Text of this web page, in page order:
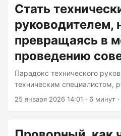
Стать
руководителем,
превращаясь в
проведению
Парадокс технического
техническим специалистом,
повысили. Поздравляем!
ожидании «технического
25 января 2026 14:01 · 6 минут